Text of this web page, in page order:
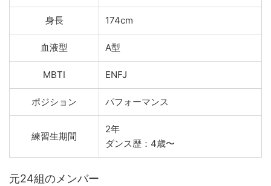
身長 174cm
血液型 A型
MBTI ENFJ
ポジション パフォーマンス
練習生期間
2年
ダンス歴：4歳〜
元24組のメンバー